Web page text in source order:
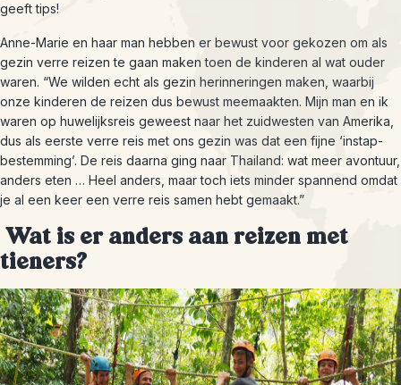
geeft tips!
Anne-Marie en haar man hebben er bewust voor gekozen om als
gezin verre reizen te gaan maken toen de kinderen al wat ouder
waren. “We wilden echt als gezin herinneringen maken, waarbij
onze kinderen de reizen dus bewust meemaakten. Mijn man en ik
waren op huwelijksreis geweest naar het zuidwesten van Amerika,
dus als eerste verre reis met ons gezin was dat een fijne ‘instap-
bestemming’. De reis daarna ging naar Thailand: wat meer avontuur,
anders eten … Heel anders, maar toch iets minder spannend omdat
je al een keer een verre reis samen hebt gemaakt.”
Wat is er anders aan reizen met
tieners?